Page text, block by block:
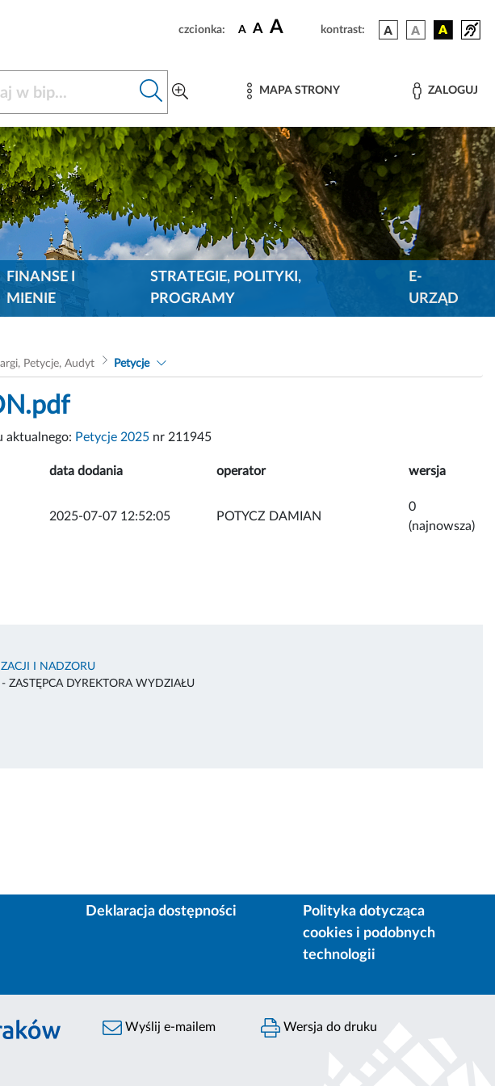
czcionka: A A A kontrast:
MAPA STRONY ZALOGUJ
FINANSE I
MIENIE
STRATEGIE, POLITYKI,
PROGRAMY
E-
URZĄD
Petycje, Audyt Petycje
aktualnego: Petycje 2025 nr 211945
data dodania operator wersja
2025-07-07 12:52:05 POTYCZ DAMIAN
0
(najnowsza)
I NADZORU
ZASTĘPCA DYREKTORA WYDZIAŁU
Deklaracja dostępności
Polityka dotycząca
cookies i podobnych
technologii
Wyślij e-mailem Wersja do druku